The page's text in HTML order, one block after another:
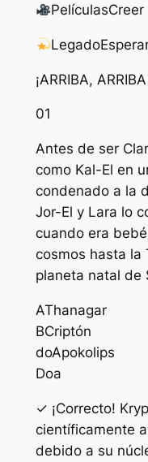
PelículasCreer
Legado
¡ARRIBA,
01
Antes de ser
como Kal-El en
condenado a la
Jor-El y Lara lo
cuando era
cosmos hasta la
planeta natal de
AThanagar
BCriptón
doApokolips
Doa
✓ ¡Correcto!
científicamente
debido a su